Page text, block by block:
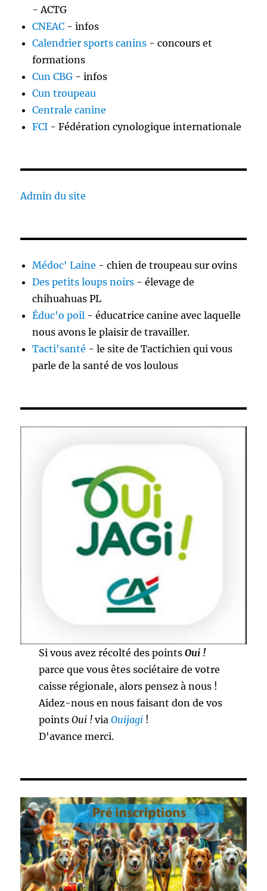
- ACTG
CNEAC - infos
Calendrier sports canins - concours et
formations
Cun CBG - infos
Cun troupeau
Centrale canine
FCI - Fédération cynologique internationale
Admin du site
Médoc' Laine - chien de troupeau sur ovins
Des petits loups noirs - élevage de
chihuahuas PL
Éduc'o poil - éducatrice canine avec laquelle
nous avons le plaisir de travailler.
Tacti'santé - le site de Tactichien qui vous
parle de la santé de vos loulous
Si vous avez récolté des points Oui !
parce que vous êtes sociétaire de votre
caisse régionale, alors pensez à nous !
Aidez-nous en nous faisant don de vos
points Oui ! via Ouijagi !
D'avance merci.